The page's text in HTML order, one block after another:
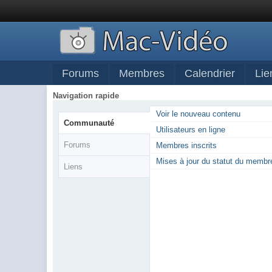
Forums Membres Calendrier
Navigation rapide
Communauté
Forums
Liens
Voir le nouveau contenu
Utilisateurs en ligne
Membres inscrits
Mises à jour du statut du